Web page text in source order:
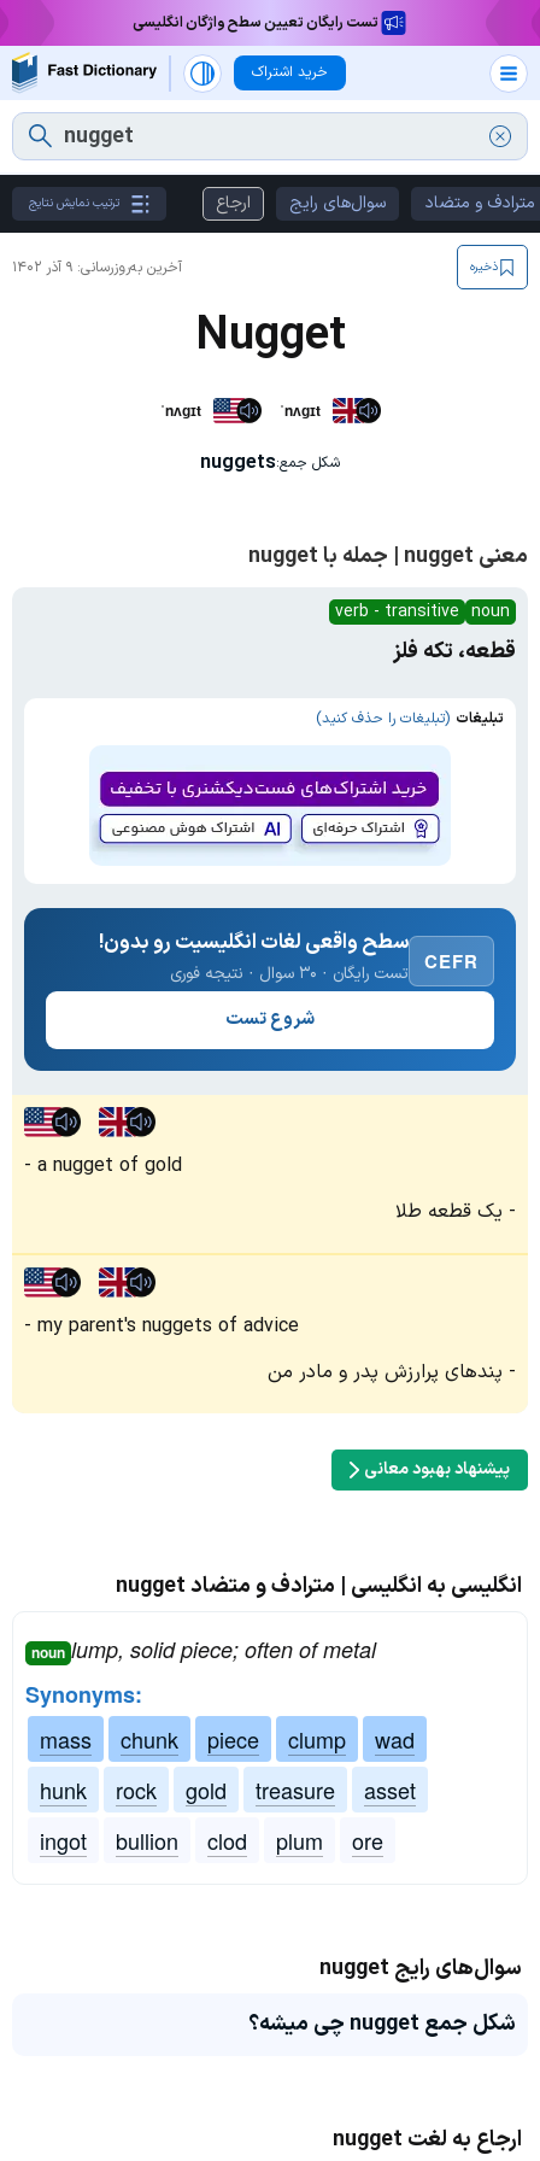
تست رایگان تعیین سطح واژگان انگلیسی
خرید اشتراک
مترادف و متضاد سوال‌های رایج ارجاع ترتیب نمایش نتایج
آخرین به‌روزرسانی: ۹ آذر ۱۴۰۲ ذخیره
Nugget
ˈnʌɡɪt ˈnʌɡɪt
شکل جمع:nuggets
معنی nugget | جمله با nugget
noun
verb - transitive
قطعه، تکه فلز
تبلیغات (تبلیغات را حذف کنید)
CEFR
سطح واقعی لغات انگلیسیت رو بدون!
تست رایگان · ۳۰ سوال · نتیجه فوری
شروع تست
a nugget of gold
یک قطعه طلا
my parent's nuggets of advice
پندهای پرارزش پدر و مادر من
پیشنهاد بهبود معانی
انگلیسی به انگلیسی | مترادف و متضاد nugget
noun lump, solid piece; often of metal
Synonyms:
mass
chunk piece clump
wad
hunk
rock gold treasure
asset
ingot
bullion clod plum ore
سوال‌های رایج nugget
شکل جمع nugget چی میشه؟
ارجاع به لغت nugget